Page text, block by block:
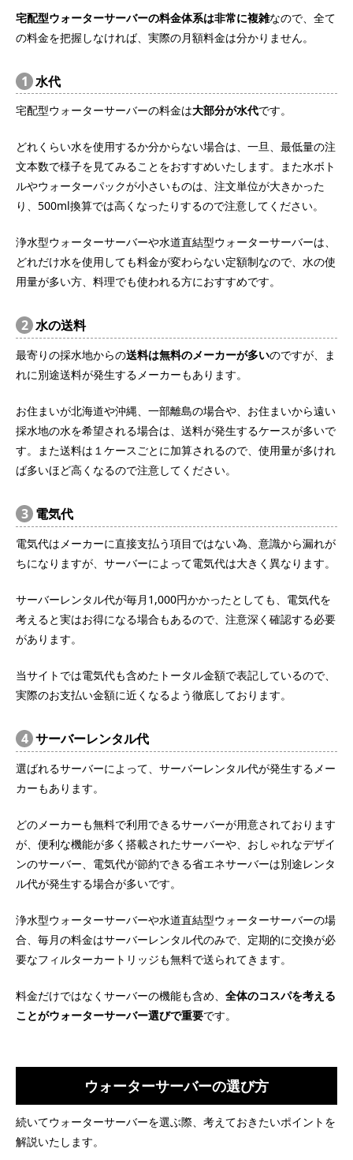
宅配型ウォーターサーバーの料金体系は非常に複雑なので、全て
の料金を把握しなければ、実際の月額料金は分かりません。
1 水代
宅配型ウォーターサーバーの料金は大部分が水代です。
どれくらい水を使用するか分からない場合は、一旦、最低量の注
文本数で様子を見てみることをおすすめいたします。また水ボト
ルやウォーターパックが小さいものは、注文単位が大きかった
り、500ml換算では高くなったりするので注意してください。
浄水型ウォーターサーバーや水道直結型ウォーターサーバーは、
どれだけ水を使用しても料金が変わらない定額制なので、水の使
用量が多い方、料理でも使われる方におすすめです。
2 水の送料
最寄りの採水地からの送料は無料のメーカーが多いのですが、ま
れに別途送料が発生するメーカーもあります。
お住まいが北海道や沖縄、一部離島の場合や、お住まいから遠い
採水地の水を希望される場合は、送料が発生するケースが多いで
す。また送料は１ケースごとに加算されるので、使用量が多けれ
ば多いほど高くなるので注意してください。
3 電気代
電気代はメーカーに直接支払う項目ではない為、意識から漏れが
ちになりますが、サーバーによって電気代は大きく異なります。
サーバーレンタル代が毎月1,000円かかったとしても、電気代を
考えると実はお得になる場合もあるので、注意深く確認する必要
があります。
当サイトでは電気代も含めたトータル金額で表記しているので、
実際のお支払い金額に近くなるよう徹底しております。
4 サーバーレンタル代
選ばれるサーバーによって、サーバーレンタル代が発生するメー
カーもあります。
どのメーカーも無料で利用できるサーバーが用意されております
が、便利な機能が多く搭載されたサーバーや、おしゃれなデザイ
ンのサーバー、電気代が節約できる省エネサーバーは別途レンタ
ル代が発生する場合が多いです。
浄水型ウォーターサーバーや水道直結型ウォーターサーバーの場
合、毎月の料金はサーバーレンタル代のみで、定期的に交換が必
要なフィルターカートリッジも無料で送られてきます。
料金だけではなくサーバーの機能も含め、 全体のコスパを考える
ことがウォーターサーバー選びで重要です。
ウォーターサーバーの選び方
続いてウォーターサーバーを選ぶ際、考えておきたいポイントを
解説いたします。